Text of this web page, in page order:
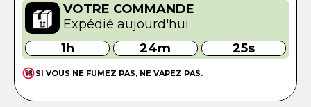
VOTRE COMMANDE
Expédié aujourd'hui
1h
24m 24s
SI VOUS NE FUMEZ PAS, NE VAPEZ PAS.